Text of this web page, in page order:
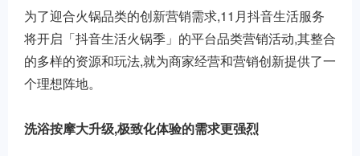
为了迎合火锅品类的创新营销需求,11月抖音生活服务
将开启「抖音生活火锅季」的平台品类营销活动,其整合
的多样的资源和玩法,就为商家经营和营销创新提供了一
个理想阵地。
洗浴按摩大升级,极致化体验的需求更强烈